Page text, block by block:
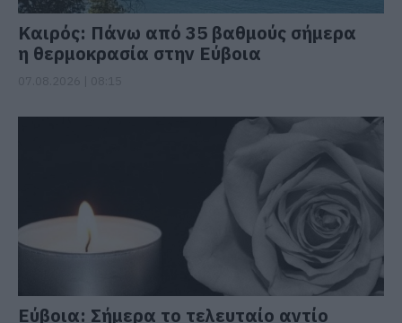
Καιρός: Πάνω από 35 βαθμούς σήμερα
η θερμοκρασία στην Εύβοια
Εύβοια: Σήμερα το τελευταίο αντίο